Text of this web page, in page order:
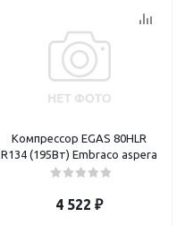
Компрессор EGAS 80HLR
R134 (195Вт) Embraco aspera
4 522 ₽